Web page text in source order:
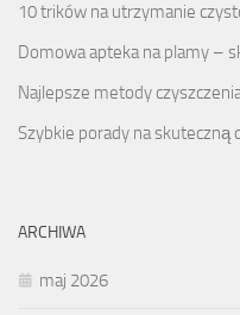
10 trików na utrzymanie
Domowa apteka na plamy –
Najlepsze metody
Szybkie porady na skuteczną
ARCHIWA
maj 2026